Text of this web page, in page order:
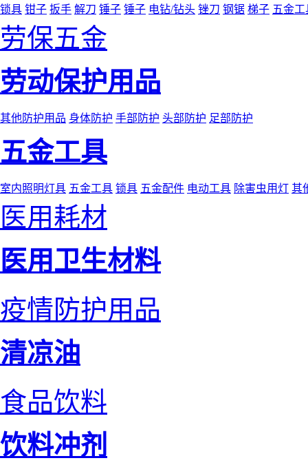
锁具 钳子 扳手 解刀 锤子 锤子 电钻/钻头 锉刀 钢锯 梯子 五金
劳保五金
劳动保护用品
其他防护用品 身体防护 手部防护 头部防护 足部防护
五金工具
室内照明灯具 五金工具 锁具 五金配件 电动工具 除害虫用灯 其
医用耗材
医用卫生材料
疫情防护用品
清凉油
食品饮料
饮料冲剂